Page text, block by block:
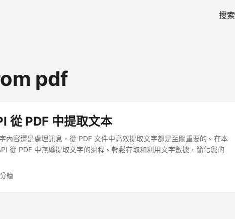
搜索
pdf
從 PDF 中提取文本
內容還是處理訊息，從 PDF 文件中高效提取文字都是至關重要的。在本
從 PDF 中無縫提取文字的過程。輕鬆存取和利用文字數據，簡化您的
鐘